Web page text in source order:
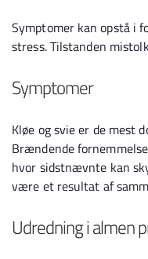
Symptomer kan opstå i
stress. Tilstanden
Symptomer
Kløe og svie er de mest
Brændende
hvor sidstnævnte kan
være et resultat af
Udredning i almen